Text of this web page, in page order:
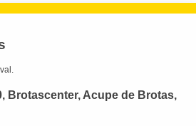
Brotascenter, Acupe de Brotas,